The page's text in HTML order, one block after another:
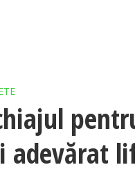
adevărat